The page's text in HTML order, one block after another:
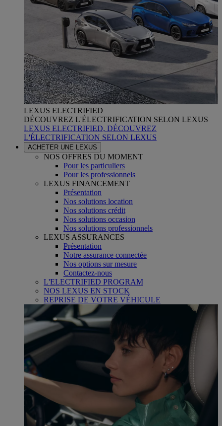
LEXUS ELECTRIFIED
DÉCOUVREZ L'ÉLECTRIFICATION SELON LEXUS
LEXUS ELECTRIFIED, DÉCOUVREZ
L'ÉLECTRIFICATION SELON LEXUS
ACHETER UNE LEXUS
NOS OFFRES DU MOMENT
Pour les particuliers
Pour les professionnels
LEXUS FINANCEMENT
Présentation
Nos solutions location
Nos solutions crédit
Nos solutions occasion
Nos solutions professionnels
LEXUS ASSURANCES
Présentation
Notre assurance connectée
Nos options sur mesure
Contactez-nous
L'ELECTRIFIED PROGRAM
NOS LEXUS EN STOCK
REPRISE DE VOTRE VÉHICULE